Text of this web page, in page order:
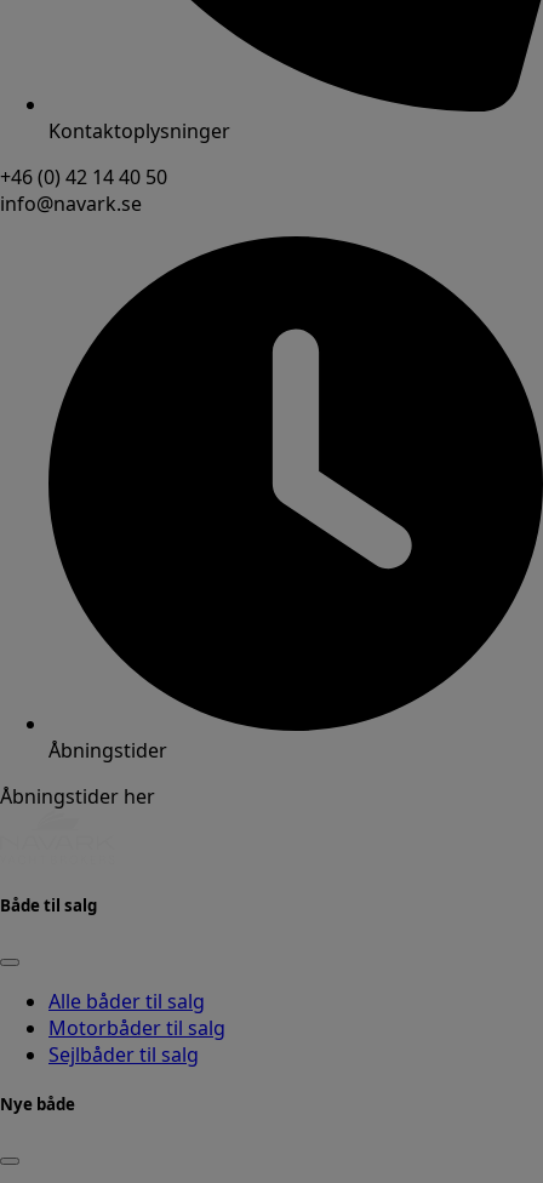
Kontaktoplysninger
+46 (0) 42 14 40 50
info@navark.se
Åbningstider
Åbningstider her
Både til salg
Alle båder til salg
Motorbåder til salg
Sejlbåder til salg
Nye både